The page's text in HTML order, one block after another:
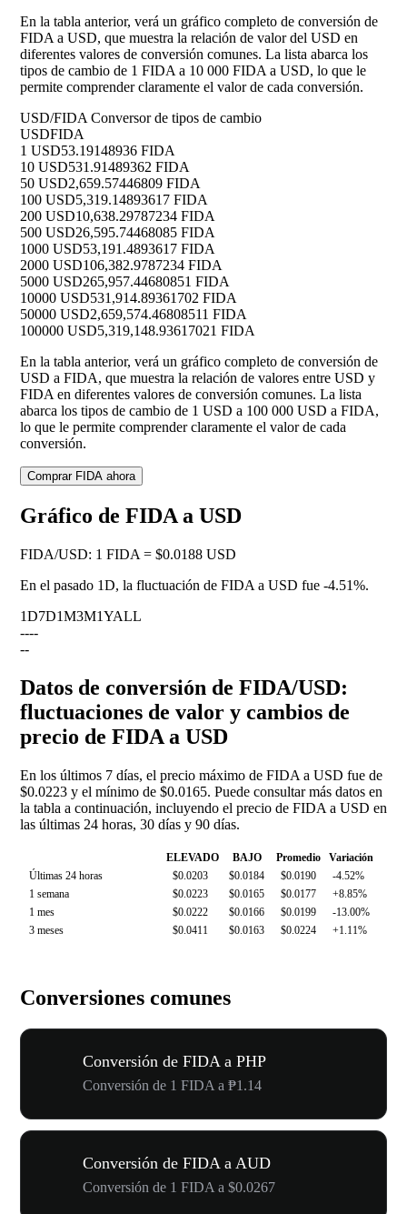
En la tabla anterior, verá un gráfico completo de conversión de
FIDA a USD, que muestra la relación de valor del USD en
diferentes valores de conversión comunes. La lista abarca los
tipos de cambio de 1 FIDA a 10 000 FIDA a USD, lo que le
permite comprender claramente el valor de cada conversión.
USD/FIDA Conversor de tipos de cambio
USDFIDA
1 USD53.19148936 FIDA
10 USD531.91489362 FIDA
50 USD2,659.57446809 FIDA
100 USD5,319.14893617 FIDA
200 USD10,638.29787234 FIDA
500 USD26,595.74468085 FIDA
1000 USD53,191.4893617 FIDA
2000 USD106,382.9787234 FIDA
5000 USD265,957.44680851 FIDA
10000 USD531,914.89361702 FIDA
50000 USD2,659,574.46808511 FIDA
100000 USD5,319,148.93617021 FIDA
En la tabla anterior, verá un gráfico completo de conversión de
USD a FIDA, que muestra la relación de valores entre USD y
FIDA en diferentes valores de conversión comunes. La lista
abarca los tipos de cambio de 1 USD a 100 000 USD a FIDA,
lo que le permite comprender claramente el valor de cada
conversión.
Comprar FIDA ahora
Gráfico de FIDA a USD
FIDA/USD: 1 FIDA = $0.0188 USD
En el pasado 1D, la fluctuación de FIDA a USD fue -4.51%.
1D7D1M3M1YALL
----
--
Datos de conversión de FIDA/USD:
fluctuaciones de valor y cambios de
precio de FIDA a USD
En los últimos 7 días, el precio máximo de FIDA a USD fue de
$0.0223 y el mínimo de $0.0165. Puede consultar más datos en
la tabla a continuación, incluyendo el precio de FIDA a USD en
las últimas 24 horas, 30 días y 90 días.
ELEVADO BAJO Promedio
Variación
Últimas 24 horas
$0.0203 $0.0184 $0.0190
-4.52%
1 semana
$0.0223 $0.0165 $0.0177
+8.85%
1 mes
$0.0222 $0.0166 $0.0199
-13.00%
3 meses
$0.0411 $0.0163 $0.0224 +1.11%
Conversiones comunes
Conversión de FIDA a PHP
Conversión de 1 FIDA a ₱1.14
Conversión de FIDA a AUD
Conversión de 1 FIDA a $0.0267